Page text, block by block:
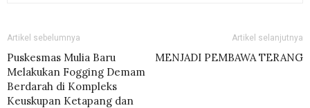
Artikel sebelumnya
Puskesmas Mulia Baru
Melakukan Fogging Demam
Berdarah di Kompleks
Keuskupan Ketapang dan
Artikel selanjutnya
MENJADI PEMBAWA TERANG